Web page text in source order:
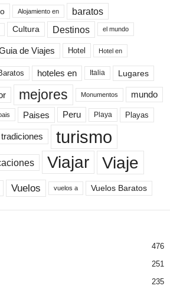
Alojamiento en baratos
Cultura Destinos el mundo
de Viajes Hotel Hotel en
hoteles en Italia Lugares
mejores Monumentos mundo
Paises Peru Playa Playas
tradiciones turismo
Viajar Viaje
Vuelos vuelos a Vuelos Baratos
476
251
235